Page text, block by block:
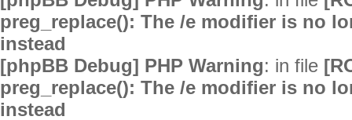
preg_replace(): The /e modifier is no
instead
[phpBB Debug] PHP Warning: in file
preg_replace(): The /e modifier is no
instead